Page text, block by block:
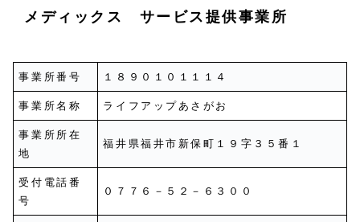
メディックス サービス提供事業所
事業所番号 １８９０１０１１１４
事業所名称 ライフアップあさがお
事業所所在
地
福井県福井市新保町１９字３５番１
受付電話番
号
０７７６－５２－６３００